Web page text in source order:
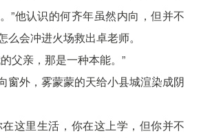
”他认识的何齐年虽然内向，但并不
么会冲进火场救出卓老师。
父亲，那是一种本能。”
窗外，雾蒙蒙的天给小县城渲染成阴
在这里生活，你在这上学，但你并不